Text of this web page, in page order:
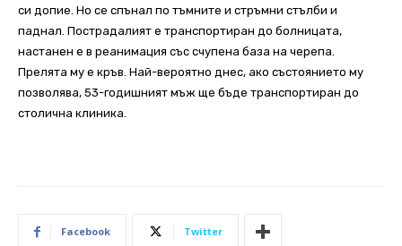
си допие. Но се спънал по тъмните и стръмни стълби и
паднал. Пострадалият е транспортиран до болницата,
настанен е в реанимация със счупена база на черепа.
Прелята му е кръв. Най-вероятно днес, ако състоянието му
позволява, 53-годишният мъж ще бъде транспортиран до
столична клиника.
Facebook Twitter